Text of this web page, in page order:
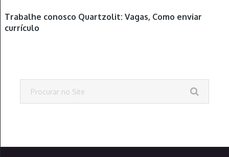
Trabalhe conosco Quartzolit: Vagas, Como enviar
currículo